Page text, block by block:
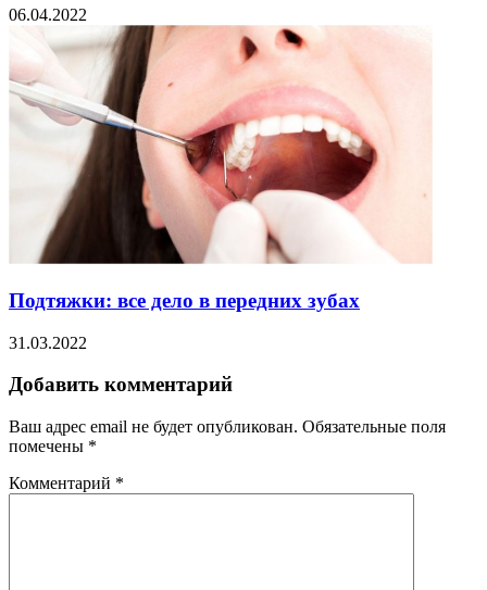
06.04.2022
Подтяжки: все дело в передних зубах
31.03.2022
Добавить комментарий
Ваш адрес email не будет опубликован. Обязательные поля
помечены *
Комментарий *